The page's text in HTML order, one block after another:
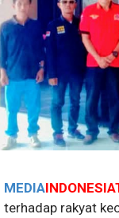
MEDIA
terhadap rakyat